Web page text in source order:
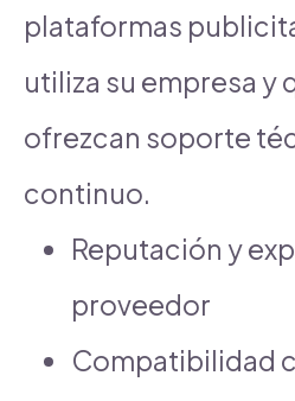
plataformas
utiliza su empresa y
ofrezcan soporte
continuo.
Reputación y
proveedor
Compatibilidad